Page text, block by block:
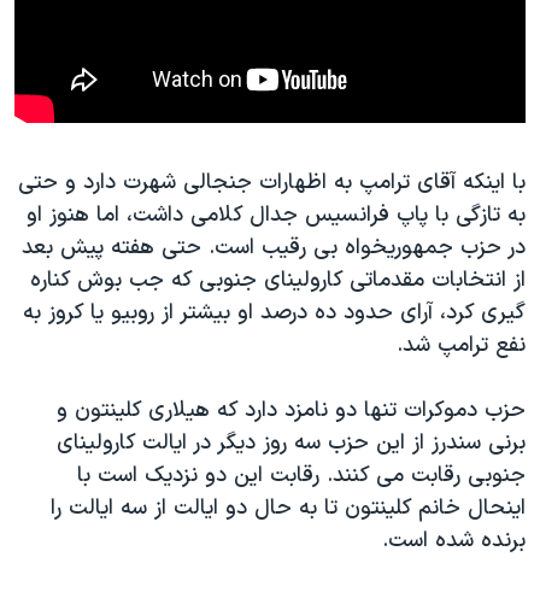
با اینکه آقای ترامپ به اظهارات جنجالی شهرت دارد و حتی
به تازگی با پاپ فرانسیس جدال کلامی داشت، اما هنوز او
در حزب جمهوریخواه بی رقیب است. حتی هفته پیش بعد
از انتخابات مقدماتی کارولینای جنوبی که جب بوش کناره
گیری کرد، آرای حدود ده درصد او بیشتر از روبیو یا کروز به
نفع ترامپ شد.
حزب دموکرات تنها دو نامزد دارد که هیلاری کلینتون و
برنی سندرز از این حزب سه روز دیگر در ایالت کارولینای
جنوبی رقابت می کنند. رقابت این دو نزدیک است با
اینحال خانم کلینتون تا به حال دو ایالت از سه ایالت را
برنده شده است.